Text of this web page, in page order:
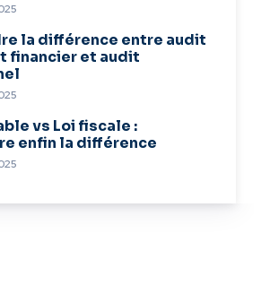
la différence entre audit
financier et audit
vs Loi fiscale :
enfin la différence